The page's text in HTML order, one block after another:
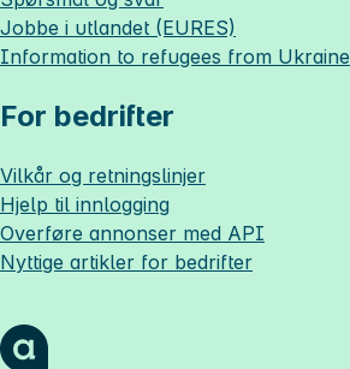
Jobbe i utlandet (EURES)
Information to refugees from Ukraine
For bedrifter
Vilkår og retningslinjer
Hjelp til innlogging
Overføre annonser med API
Nyttige artikler for bedrifter